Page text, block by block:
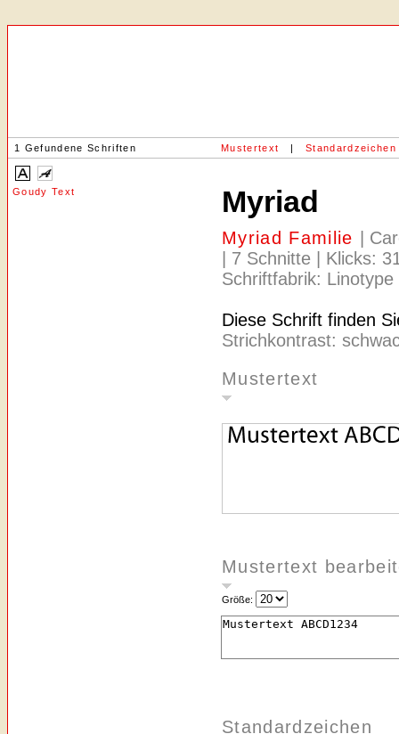
1 Gefundene Schriften Mustertext | Standardzeichen
Goudy Text Myriad
Myriad Familie
|
| 7 Schnitte | Klicks:
Schriftfabrik: Linotype
Diese Schrift finden
Strichkontrast:
Mustertext
Mustertext
Größe:
Standardzeichen